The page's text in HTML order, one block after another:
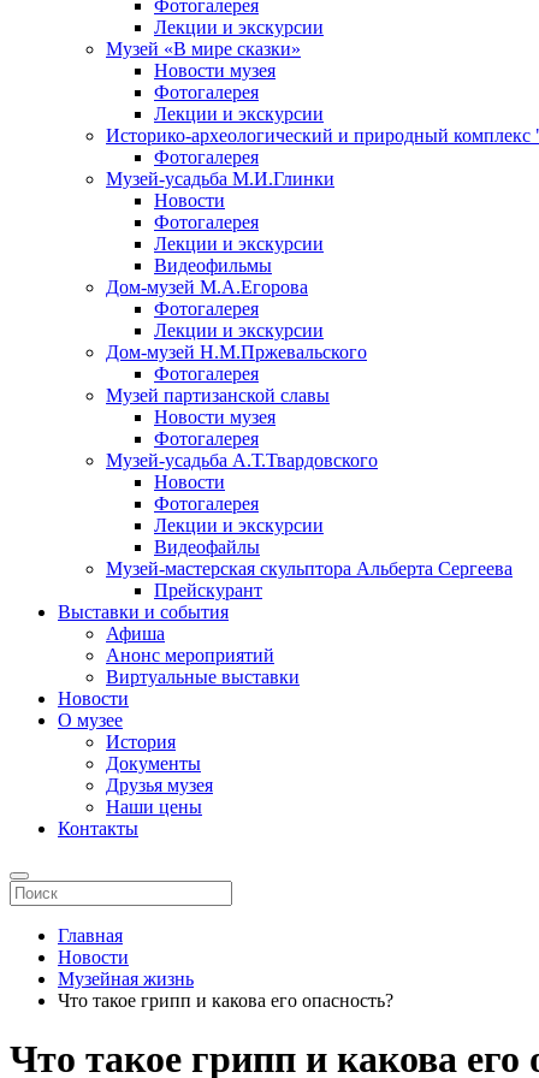
Фотогалерея
Лекции и экскурсии
Музей «В мире сказки»
Новости музея
Фотогалерея
Лекции и экскурсии
Историко-археологический и природный комплекс
Фотогалерея
Музей-усадьба М.И.Глинки
Новости
Фотогалерея
Лекции и экскурсии
Видеофильмы
Дом-музей М.А.Егорова
Фотогалерея
Лекции и экскурсии
Дом-музей Н.М.Пржевальского
Фотогалерея
Музей партизанской славы
Новости музея
Фотогалерея
Музей-усадьба А.Т.Твардовского
Новости
Фотогалерея
Лекции и экскурсии
Видеофайлы
Музей-мастерская скульптора Альберта Сергеева
Прейскурант
Выставки и события
Афиша
Анонс мероприятий
Виртуальные выставки
Новости
О музее
История
Документы
Друзья музея
Наши цены
Контакты
Главная
Новости
Музейная жизнь
Что такое грипп и какова его опасность?
Что такое грипп и какова его